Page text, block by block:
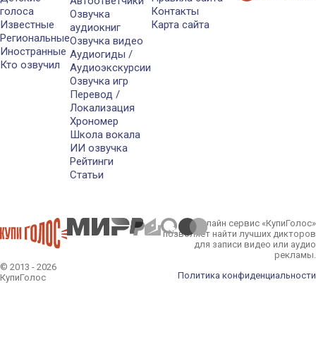
голоса
Известные
Региональные
Иностранные
Кто озвучил
Озвучка
аудиокниг
Озвучка видео
Аудиогиды /
Аудиоэкскурсии
Озвучка игр
Перевод /
Локализация
Хрономер
Школа вокала
ИИ озвучка
Рейтинги
Статьи
Контакты
Карта сайта
© 2013 - 2026
КупиГолос
Онлайн сервис «КупиГолос»
позволяет найти лучших дикторов
для записи видео или аудио
рекламы.
Политика конфиденциальности